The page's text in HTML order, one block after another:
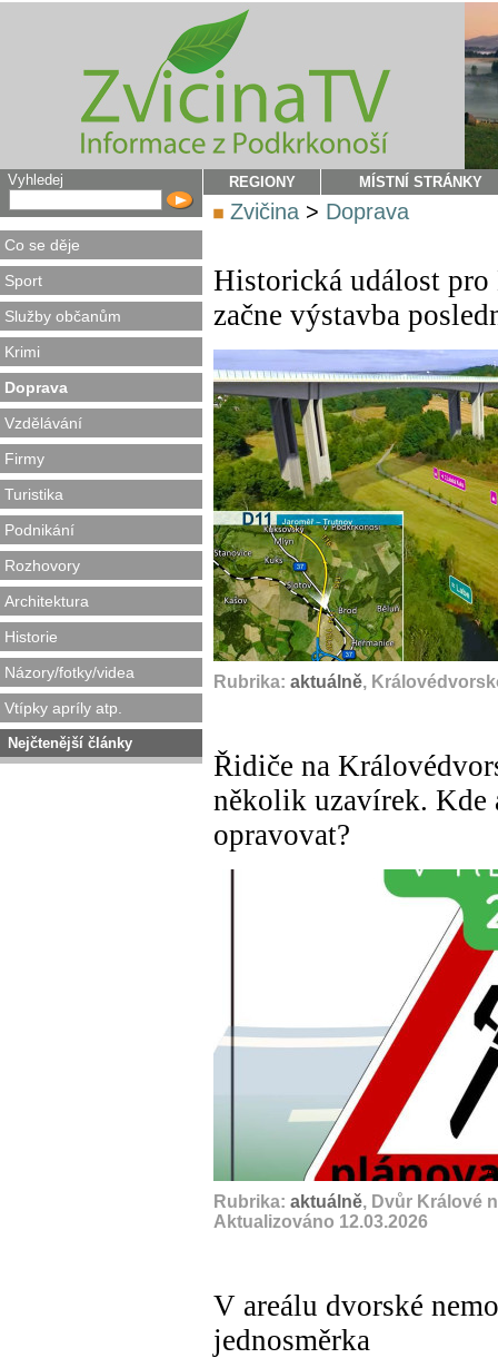
Vyhledej
Co se děje
Sport
Služby občanům
Krimi
Doprava
Vzdělávání
Firmy
Turistika
Podnikání
Rozhovory
Architektura
Historie
Názory/fotky/videa
Vtípky apríly atp.
Nejčtenější články
REGIONY MÍSTNÍ STRÁNKY
Zvičina > Doprava
Historická událost
začne výstavba
Rubrika: aktuálně,
Řidiče na
několik uzavírek. Kde
opravovat?
Rubrika: aktuálně, Dvůr Králové
Aktualizováno 12.03.2026
V areálu dvorské
jednosměrka